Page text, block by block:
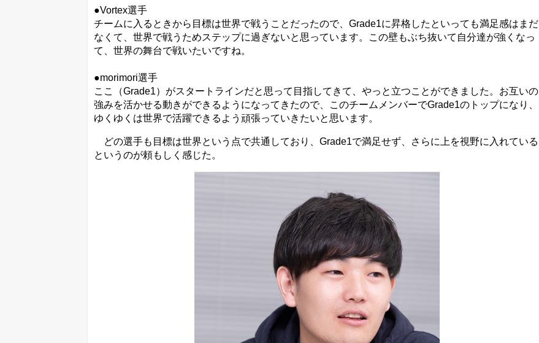
●Vortex選手
チームに入るときから目標は世界で戦うことだったので、Grade1に昇格したといっても満足感はまだ
なくて、世界で戦うためステップに過ぎないと思っています。この壁もぶち抜いて自分達が強くなっ
て、世界の舞台で戦いたいですね。
●morimori選手
ここ（Grade1）がスタートラインだと思って目指してきて、やっと立つことができました。お互いの
強みを活かせる動きができるようになってきたので、このチームメンバーでGrade1のトップになり、
ゆくゆくは世界で活躍できるよう頑張っていきたいと思います。
どの選手も目標は世界という点で共通しており、Grade1で満足せず、さらに上を視野に入れている
というのが頼もしく感じた。